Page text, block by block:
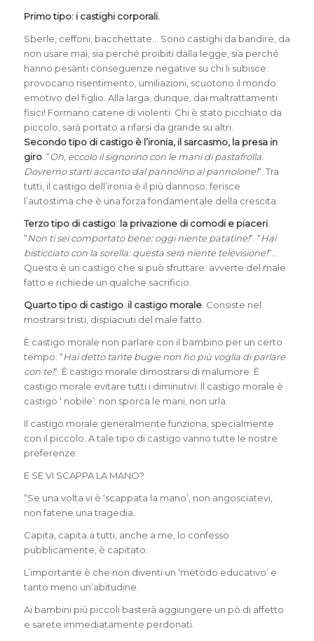
Primo tipo: i castighi corporali.
Sberle, ceffoni, bacchettate… Sono castighi da bandire, da
non usare mai, sia perché proibiti dalla legge, sia perché
hanno pesanti conseguenze negative su chi li subisce:
provocano risentimento, umiliazioni, scuotono il mondo
emotivo del figlio. Alla larga, dunque, dai maltrattamenti
fisici! Formano catene di violenti. Chi è stato picchiato da
piccolo, sarà portato a rifarsi da grande su altri.
Secondo tipo di castigo è l’ironia, il sarcasmo, la presa in
giro. “Oh, eccolo il signorino con le mani di pastafrolla.
Dovremo starti accanto dal pannolino al pannolone!“. Tra
tutti, il castigo dell’ironia è il più dannoso: ferisce
l’autostima che è una forza fondamentale della crescita.
Terzo tipo di castigo: la privazione di comodi e piaceri.
“Non ti sei comportato bene: oggi niente patatine!“. “Hai
bisticciato con la sorella: questa sera niente televisione!“…
Questo è un castigo che si può sfruttare: avverte del male
fatto e richiede un qualche sacrificio.
Quarto tipo di castigo: il castigo morale. Consiste nel
mostrarsi tristi, dispiaciuti del male fatto.
È castigo morale non parlare con il bambino per un certo
tempo: “Hai detto tante bugie non ho più voglia di parlare
con te!“. È castigo morale dimostrarsi di malumore. È
castigo morale evitare tutti i diminutivi. Il castigo morale è
castigo ‘ nobile’: non sporca le mani, non urla.
Il castigo morale generalmente funziona, specialmente
con il piccolo. A tale tipo di castigo vanno tutte le nostre
preferenze.
E SE VI SCAPPA LA MANO?
“Se una volta vi è ‘scappata la mano’, non angosciatevi,
non fatene una tragedia.
Capita, capita a tutti, anche a me, lo confesso
pubblicamente, è capitato.
L’importante è che non diventi un ‘metodo educativo’ e
tanto meno un’abitudine.
Ai bambini più piccoli basterà aggiungere un pò di affetto
e sarete immediatamente perdonati.